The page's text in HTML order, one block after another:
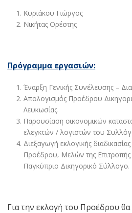
Κυριάκου Γιώργος
Νικήτας Ορέστης
Πρόγραμμα εργασιών:
Έναρξη Γενικής Συνέλευσης –
Απολογισμός Προέδρου
Λευκωσίας.
Παρουσίαση οικονομικών
ελεγκτών / λογιστών του
Διεξαγωγή εκλογικής
Προέδρου, Μελών της
Παγκύπριο Δικηγορικό Σύλλογο.
Για την εκλογή του Προέδρου θα